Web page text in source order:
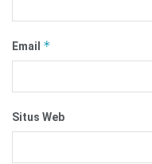
Email *
Situs Web